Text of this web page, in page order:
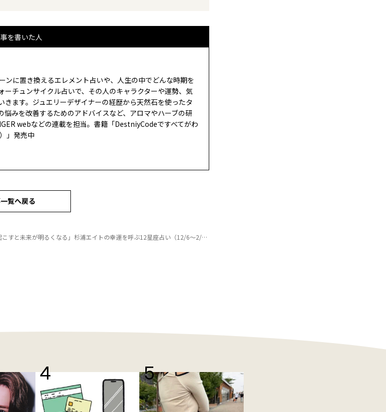
を書いた人
ンに置き換えるエレメント占いや、人生の中でどんな時期を
ーチュンサイクル占いで、その人のキャラクターや運勢、気
きます。ジュエリーデザイナーの経歴から天然石を使ったタ
悩みを改善するためのアドバイスなど、アロマやハーブの研
webなどの連載を担当。書籍「DestniyCodeですべてがわ
」発売中
覧へ戻る
すと未来が明るくなる」杉浦エイトの幸運を呼ぶ12星座占い（12/6〜2/6）